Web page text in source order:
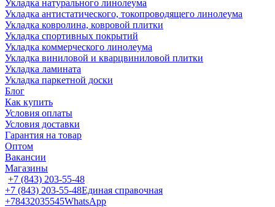
Укладка натурального линолеума
Укладка антистатического, токопроводящего линолеума
Укладка ковролина, ковровой плитки
Укладка спортивных покрытий
Укладка коммерческого линолеума
Укладка виниловой и кварцвиниловой плитки
Укладка ламината
Укладка паркетной доски
Блог
Как купить
Условия оплаты
Условия доставки
Гарантия на товар
Оптом
Вакансии
Магазины
+7 (843) 203-55-48
+7 (843) 203-55-48Единая справочная
+78432035545WhatsApp